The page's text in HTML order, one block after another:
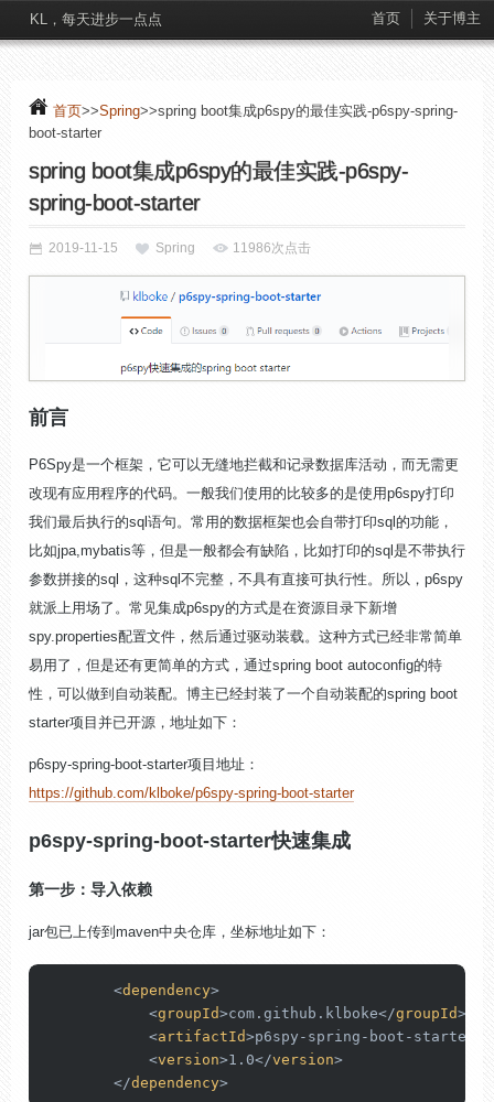
KL，每天进步一点点 首页 关于博主
首页>>Spring>>spring boot集成p6spy的最佳实践-p6spy-spring-
boot-starter
spring boot集成p6spy的最佳实践-p6spy-
spring-boot-starter
2019-11-15 Spring 11986次点击
前言
P6Spy是一个框架，它可以无缝地拦截和记录数据库活动，而无需更
改现有应用程序的代码。一般我们使用的比较多的是使用p6spy打印
我们最后执行的sql语句。常用的数据框架也会自带打印sql的功能，
比如jpa,mybatis等，但是一般都会有缺陷，比如打印的sql是不带执行
参数拼接的sql，这种sql不完整，不具有直接可执行性。所以，p6spy
就派上用场了。常见集成p6spy的方式是在资源目录下新增
spy.properties配置文件，然后通过驱动装载。这种方式已经非常简单
易用了，但是还有更简单的方式，通过spring boot autoconfig的特
性，可以做到自动装配。博主已经封装了一个自动装配的spring boot
starter项目并已开源，地址如下：
p6spy-spring-boot-starter项目地址：
https://github.com/klboke/p6spy-spring-boot-starter
p6spy-spring-boot-starter快速集成
第一步：导入依赖
jar包已上传到maven中央仓库，坐标地址如下：
<dependency>
<groupId>com.github.klboke</groupId>
<artifactId>p6spy-spring-boot-starter
<version>1.0</version>
</dependency>